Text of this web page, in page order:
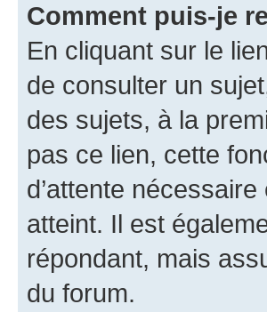
Comment puis-je
En cliquant sur le
de consulter un
des sujets, à la
pas ce lien, cette
d’attente
atteint. Il est
répondant, mais
du forum.